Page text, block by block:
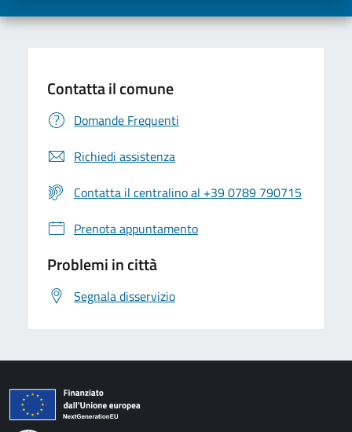
Contatta il comune
Domande Frequenti
Richiedi assistenza
Contatta il centralino al +39 0789 790715
Prenota appuntamento
Problemi in città
Segnala disservizio